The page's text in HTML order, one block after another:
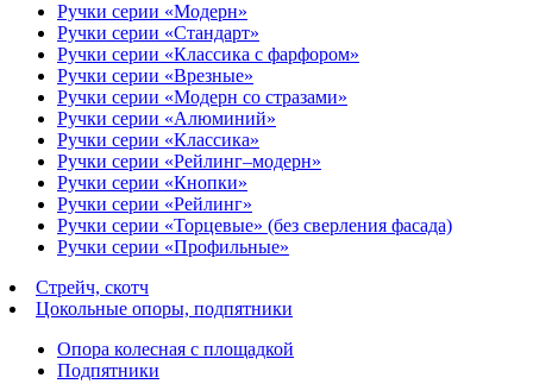
Ручки серии «Модерн»
Ручки серии «Стандарт»
Ручки серии «Классика с фарфором»
Ручки серии «Врезные»
Ручки серии «Модерн со стразами»
Ручки серии «Алюминий»
Ручки серии «Классика»
Ручки серии «Рейлинг–модерн»
Ручки серии «Кнопки»
Ручки серии «Рейлинг»
Ручки серии «Торцевые» (без сверления фасада)
Ручки серии «Профильные»
Стрейч, скотч
Цокольные опоры, подпятники
Опора колесная с площадкой
Подпятники